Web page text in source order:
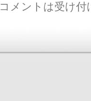
コメントは受け